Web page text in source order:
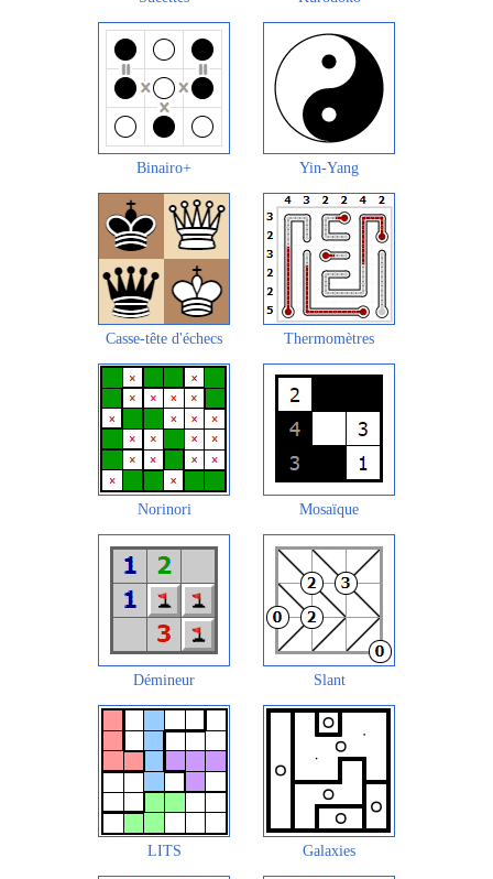
Binairo+ Yin-Yang
Casse-tête d'échecs Thermomètres
Norinori Mosaïque
Démineur Slant
LITS Galaxies